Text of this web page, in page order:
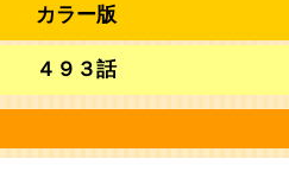
カラー版
４９３話